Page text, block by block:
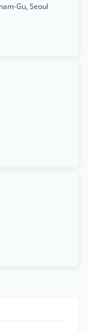
Gu, Seoul